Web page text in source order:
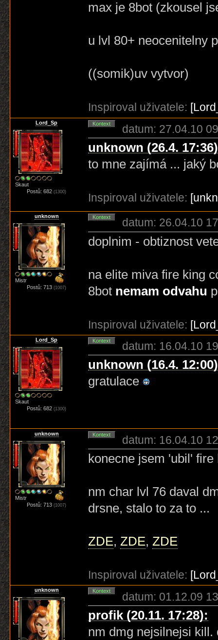
max je 8bot (zkousel
u lvl 80+ neocenitelny
((somik)uv vytvor)
Inspiroval uživatele:
Lord_Sp
Skaut
Postů: 682(1300)
Kontext datum: 27.04.10
unknown (26.4.
to mne zajímá ... jaký
Inspiroval uživatele:
unknown
Mistr
Postů: 713(1007)
Kontext datum: 26.04.10
doplnim - obtiznost
na elite miva fire king
8bot nemam odvahu
Inspiroval uživatele:
Lord_Sp
Skaut
Postů: 682(1300)
Kontext datum: 16.04.10
unknown (16.4.
gratulace
unknown
Mistr
Postů: 713(1007)
Kontext datum: 16.04.10
konecne jsem 'ubil' fire
nm char lvl 76 daval
drsne, stalo to za to ...
ZDE, ZDE, ZDE
Inspiroval uživatele:
unknown Kontext datum: 01.12.09
profik (20.11. 17:28):
nm dmg nejsilnejsi